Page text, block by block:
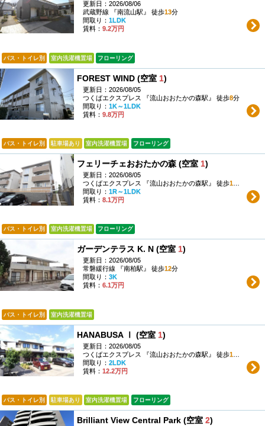
更新日：2026/08/06
武蔵野線 『南流山駅』 徒歩13分
間取り： 1LDK
賃料： 9.2万円
バス・トイレ別 室内洗濯機置場 フローリング
FOREST WIND (空室 1)
更新日：2026/08/05
つくばエクスプレス 『流山おおたかの森駅』 徒歩8分
間取り： 1K～1LDK
賃料： 9.8万円
バス・トイレ別 駐車場あり 室内洗濯機置場 フローリング
フェリーチェおおたかの森 (空室 1)
更新日：2026/08/05
つくばエクスプレス 『流山おおたかの森駅』 徒歩11
間取り： 1R～1LDK
賃料： 8.1万円
バス・トイレ別 室内洗濯機置場 フローリング
ガーデンテラス K. N (空室 1)
更新日：2026/08/05
常磐緩行線 『南柏駅』 徒歩12分
間取り： 3K
賃料： 6.1万円
バス・トイレ別 室内洗濯機置場
HANABUSA Ⅰ (空室 1)
更新日：2026/08/05
つくばエクスプレス 『流山おおたかの森駅』 徒歩16
間取り： 2LDK
賃料： 12.2万円
バス・トイレ別 駐車場あり 室内洗濯機置場 フローリング
Brilliant View Central Park (空室 2)